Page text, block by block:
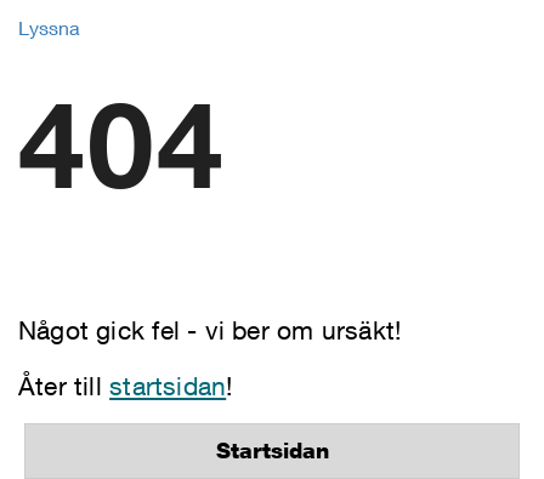
Lyssna
404
Något gick fel - vi ber om ursäkt!
Åter tillstartsidan!
Startsidan